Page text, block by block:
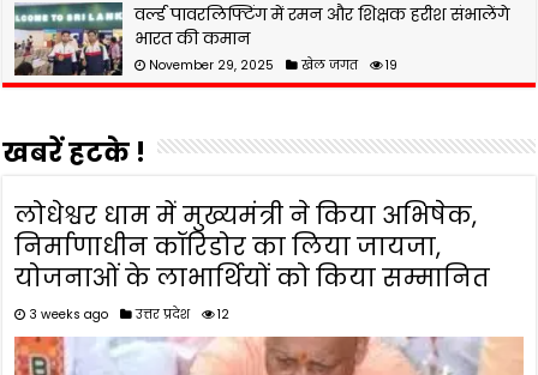
वर्ल्ड पावरलिफ्टिंग में रमन और शिक्षक हरीश संभालेंगे
भारत की कमान
November 29, 2025 खेल जगत 19
खबरें हटके !
लोधेश्वर धाम में मुख्यमंत्री ने किया अभिषेक,
निर्माणाधीन कॉरिडोर का लिया जायजा,
योजनाओं के लाभार्थियों को किया सम्मानित
3 weeks ago उत्तर प्रदेश 12